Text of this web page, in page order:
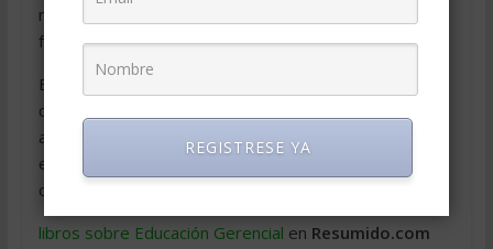
mejor proceso de intercambio, enriquecimiento y
formación.
Esta es una aportación para reflexionar y
contemplarse en aquellas organizaciones que desean
aprender en esta era del conocimiento, finalmente,
estas temáticas contribuyen al logro competitivo de
objetivos de la empresa.
libros sobre Educación Gerencial en Resumido.com
REGISTRESE YA